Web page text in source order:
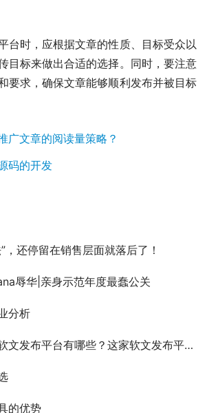
台时，应根据文章的性质、目标受众以
目标来做出合适的选择。同时，要注意
要求，确保文章能够顺利发布并被目标
广文章的阅读量策略？
码的开发
，还停留在销售层面就落后了！
辱华|亲身示范年度最蠢公关
分析
布平台有哪些？这家软文发布平台值得你选择
的优势